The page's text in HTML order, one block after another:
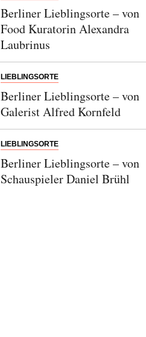
Berliner Lieblingsorte – von
Food Kuratorin Alexandra
Laubrinus
LIEBLINGSORTE
Berliner Lieblingsorte – von
Galerist Alfred Kornfeld
LIEBLINGSORTE
Berliner Lieblingsorte – von
Schauspieler Daniel Brühl